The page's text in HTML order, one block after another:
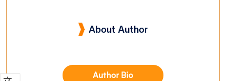
About Author
Author Bio